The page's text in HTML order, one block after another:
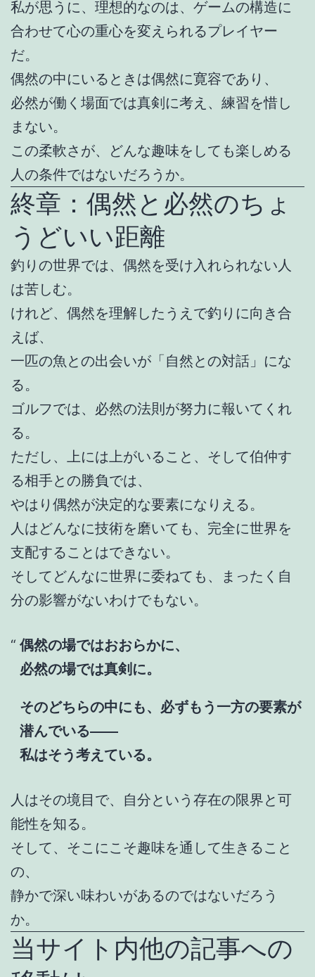
私が思うに、理想的なのは、ゲームの構造に
合わせて心の重心を変えられるプレイヤー
だ。
偶然の中にいるときは偶然に寛容であり、
必然が働く場面では真剣に考え、練習を惜し
まない。
この柔軟さが、どんな趣味をしても楽しめる
人の条件ではないだろうか。
終章：偶然と必然のちょ
うどいい距離
釣りの世界では、偶然を受け入れられない人
は苦しむ。
けれど、偶然を理解したうえで釣りに向き合
えば、
一匹の魚との出会いが「自然との対話」にな
る。
ゴルフでは、必然の法則が努力に報いてくれ
る。
ただし、上には上がいること、そして伯仲す
る相手との勝負では、
やはり偶然が決定的な要素になりえる。
人はどんなに技術を磨いても、完全に世界を
支配することはできない。
そしてどんなに世界に委ねても、まったく自
分の影響がないわけでもない。
偶然の場ではおおらかに、
必然の場では真剣に。
そのどちらの中にも、必ずもう一方の要素が
潜んでいる――
私はそう考えている。
人はその境目で、自分という存在の限界と可
能性を知る。
そして、そこにこそ趣味を通して生きること
の、
静かで深い味わいがあるのではないだろう
か。
当サイト内他の記事への